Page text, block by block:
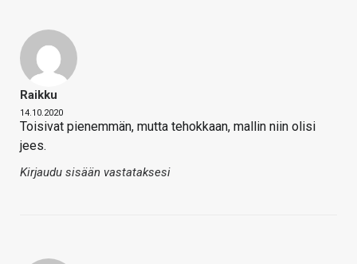
Raikku
14.10.2020
Toisivat pienemmän, mutta tehokkaan, mallin niin olisi
jees.
Kirjaudu sisään vastataksesi